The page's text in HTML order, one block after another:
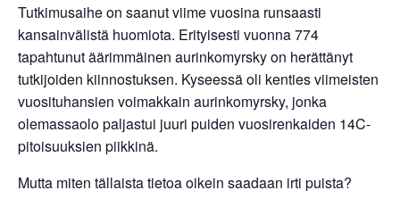
Tutkimusaihe on saanut viime vuosina runsaasti
kansainvälistä huomiota. Erityisesti vuonna 774
tapahtunut äärimmäinen aurinkomyrsky on herättänyt
tutkijoiden kiinnostuksen. Kyseessä oli kenties viimeisten
vuosituhansien voimakkain aurinkomyrsky, jonka
olemassaolo paljastui juuri puiden vuosirenkaiden 14C-
pitoisuuksien piikkinä.
Mutta miten tällaista tietoa oikein saadaan irti puista?